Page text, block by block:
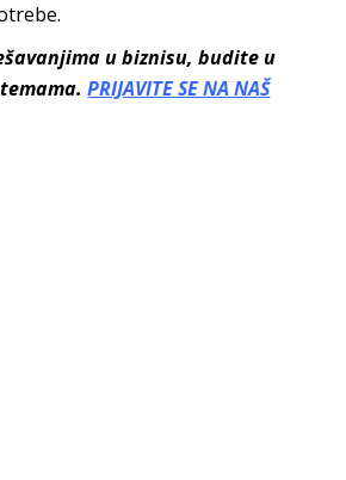
u biznisu, budite u
PRIJAVITE SE NA NAŠ